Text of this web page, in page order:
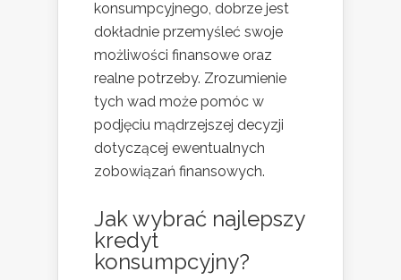
konsumpcyjnego, dobrze jest
dokładnie przemyśleć swoje
możliwości finansowe oraz
realne potrzeby. Zrozumienie
tych wad może pomóc w
podjęciu mądrzejszej decyzji
dotyczącej ewentualnych
zobowiązań finansowych.
Jak wybrać najlepszy
kredyt
konsumpcyjny?